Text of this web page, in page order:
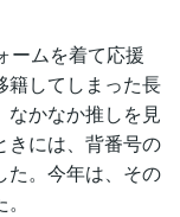
ームを着て応援
籍してしまった長
なかなか推しを見
きには、背番号の
た。今年は、その